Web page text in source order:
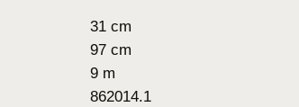
31 cm
97 cm
9 m
862014.1